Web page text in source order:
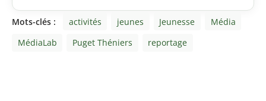
Mots-clés : activités jeunes Jeunesse
Média
MédiaLab
Puget Théniers reportage